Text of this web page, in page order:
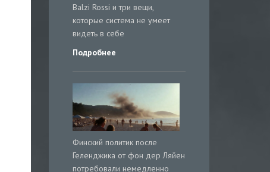
Balzi Rossi и три вещи,
которые система не умеет
видеть в себе
Подробнее
Финский политик после
Геленджика от фон дер Ляйен
потребовали немедленно